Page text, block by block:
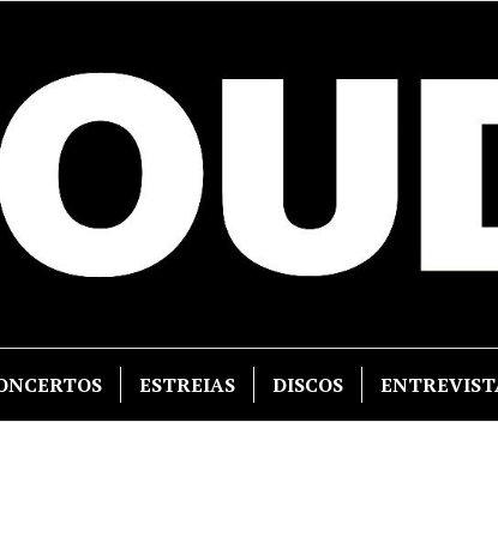
ESTREIAS DISCOS